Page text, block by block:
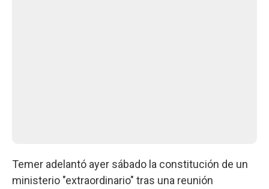
Temer adelantó ayer sábado la constitución de un
ministerio "extraordinario" tras una reunión